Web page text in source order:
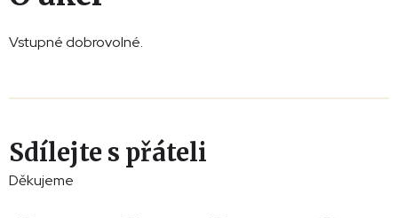
Vstupné dobrovolné.
Sdílejte s přáteli
Děkujeme